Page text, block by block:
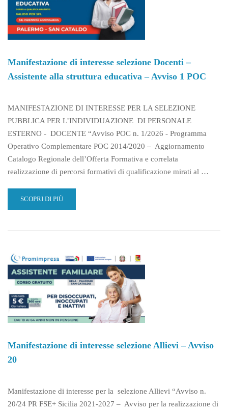
ADDETTO
ALLE
MURATURE,
POSA
LAPIDEI
1
POC
Manifestazione di interesse selezione Docenti –
Assistente alla struttura educativa – Avviso 1 POC
MANIFESTAZIONE DI INTERESSE PER LA SELEZIONE
PUBBLICA PER L’INDIVIDUAZIONE DI PERSONALE
ESTERNO - DOCENTE “Avviso POC n. 1/2026 - Programma
Operativo Complementare POC 2014/2020 – Aggiornamento
Catalogo Regionale dell’Offerta Formativa e correlata
realizzazione di percorsi formativi di qualificazione mirati al …
READ
MORE
SELEZIONE
DOCENTI
–
ALLA
STRUTTURA
EDUCATIVA
AVVISO
SCOPRI DI PIÙ
Manifestazione di interesse selezione Allievi – Avviso
20
Manifestazione di interesse per la selezione Allievi “Avviso n.
20/24 PR FSE+ Sicilia 2021-2027 – Avviso per la realizzazione di